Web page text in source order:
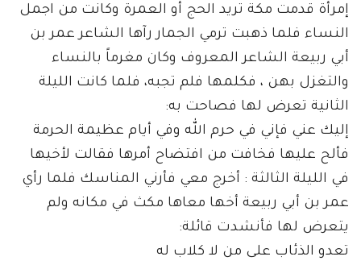
إمرأة قدمت مكة تريد الحج أو العمرة وكانت من اجمل
النساء فلما ذهبت ترمي الجمار رآها الشاعر عمر بن
أبي ربيعة الشاعر المعروف وكان مغرماً بالنساء
والتغزل بهن ، فكلمها فلم تجبه، فلما كانت الليلة
الثانية تعرض لها فصاحت به:
إليك عني فإني في حرم الله وفي أيام عظيمة الحرمة
فألح عليها فخافت من افتضاح أمرها فقالت لأخيها
في الليلة الثالثة : أخرج معي فأرني المناسك فلما رأي
عمر بن أبي ربيعة أخها معاها مكث في مكانه ولم
يتعرض لها فأنشدت قائلة:
تعدو الذئاب على من لا كلاب له